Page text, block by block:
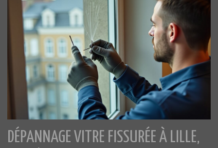
DÉPANNAGE VITRE FISSURÉE À LILLE,